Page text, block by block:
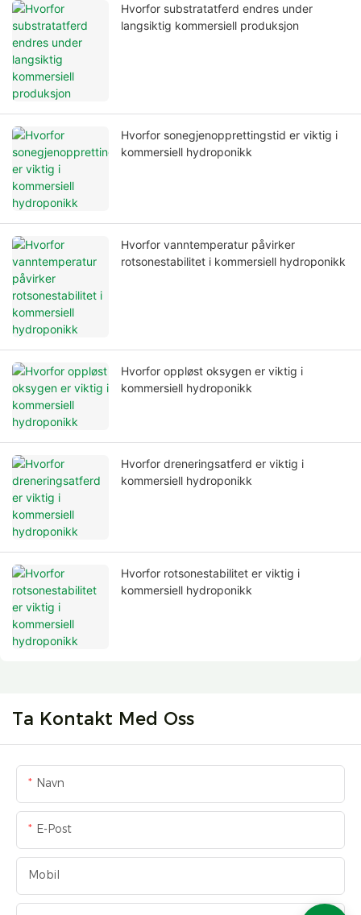
Hvorfor substratatferd endres under
langsiktig kommersiell produksjon
Hvorfor sonegjenopprettingstid er viktig i
kommersiell hydroponikk
Hvorfor vanntemperatur påvirker
rotsonestabilitet i kommersiell hydroponikk
Hvorfor oppløst oksygen er viktig i
kommersiell hydroponikk
Hvorfor dreneringsatferd er viktig i
kommersiell hydroponikk
Hvorfor rotsonestabilitet er viktig i
kommersiell hydroponikk
Ta Kontakt Med Oss
Navn
E-Post
Mobil